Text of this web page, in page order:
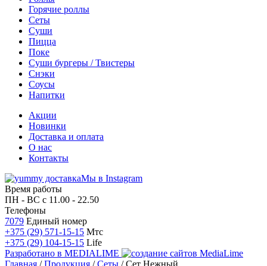
Горячие роллы
Сеты
Суши
Пицца
Поке
Суши бургеры / Твистеры
Снэки
Соусы
Напитки
Акции
Новинки
Доставка и оплата
О нас
Контакты
Мы в Instagram
Время работы
ПН - ВС с 11.00 - 22.50
Телефоны
7079 Единый номер
+375 (29) 571-15-15 Мтс
+375 (29) 104-15-15 Life
Разработано в MEDIALIME
Главная /Продукция /Сеты /Сет Нежный